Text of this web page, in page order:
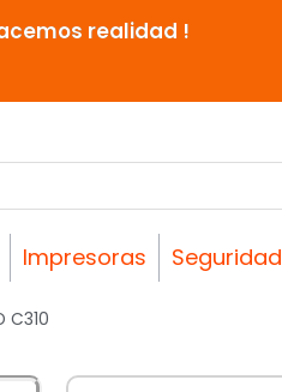
realidad !
Impresoras Seguridad
C310